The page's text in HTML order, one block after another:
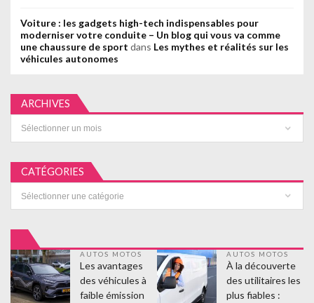
Voiture : les gadgets high-tech indispensables pour
moderniser votre conduite – Un blog qui vous va comme
une chaussure de sport dans Les mythes et réalités sur les
véhicules autonomes
ARCHIVES
CATÉGORIES
AUTOS MOTOS
Les avantages
des véhicules à
faible émission
AUTOS MOTOS
À la découverte
des utilitaires les
plus fiables :